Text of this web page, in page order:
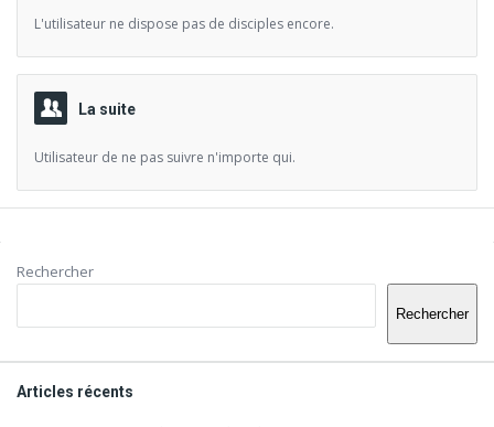
L'utilisateur ne dispose pas de disciples encore.
La suite
Utilisateur de ne pas suivre n'importe qui.
latérale
Rechercher
Rechercher
Articles récents